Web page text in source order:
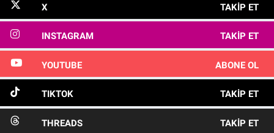
X TAKIP ET
INSTAGRAM TAKIP ET
YOUTUBE ABONE OL
TIKTOK TAKIP ET
THREADS TAKIP ET